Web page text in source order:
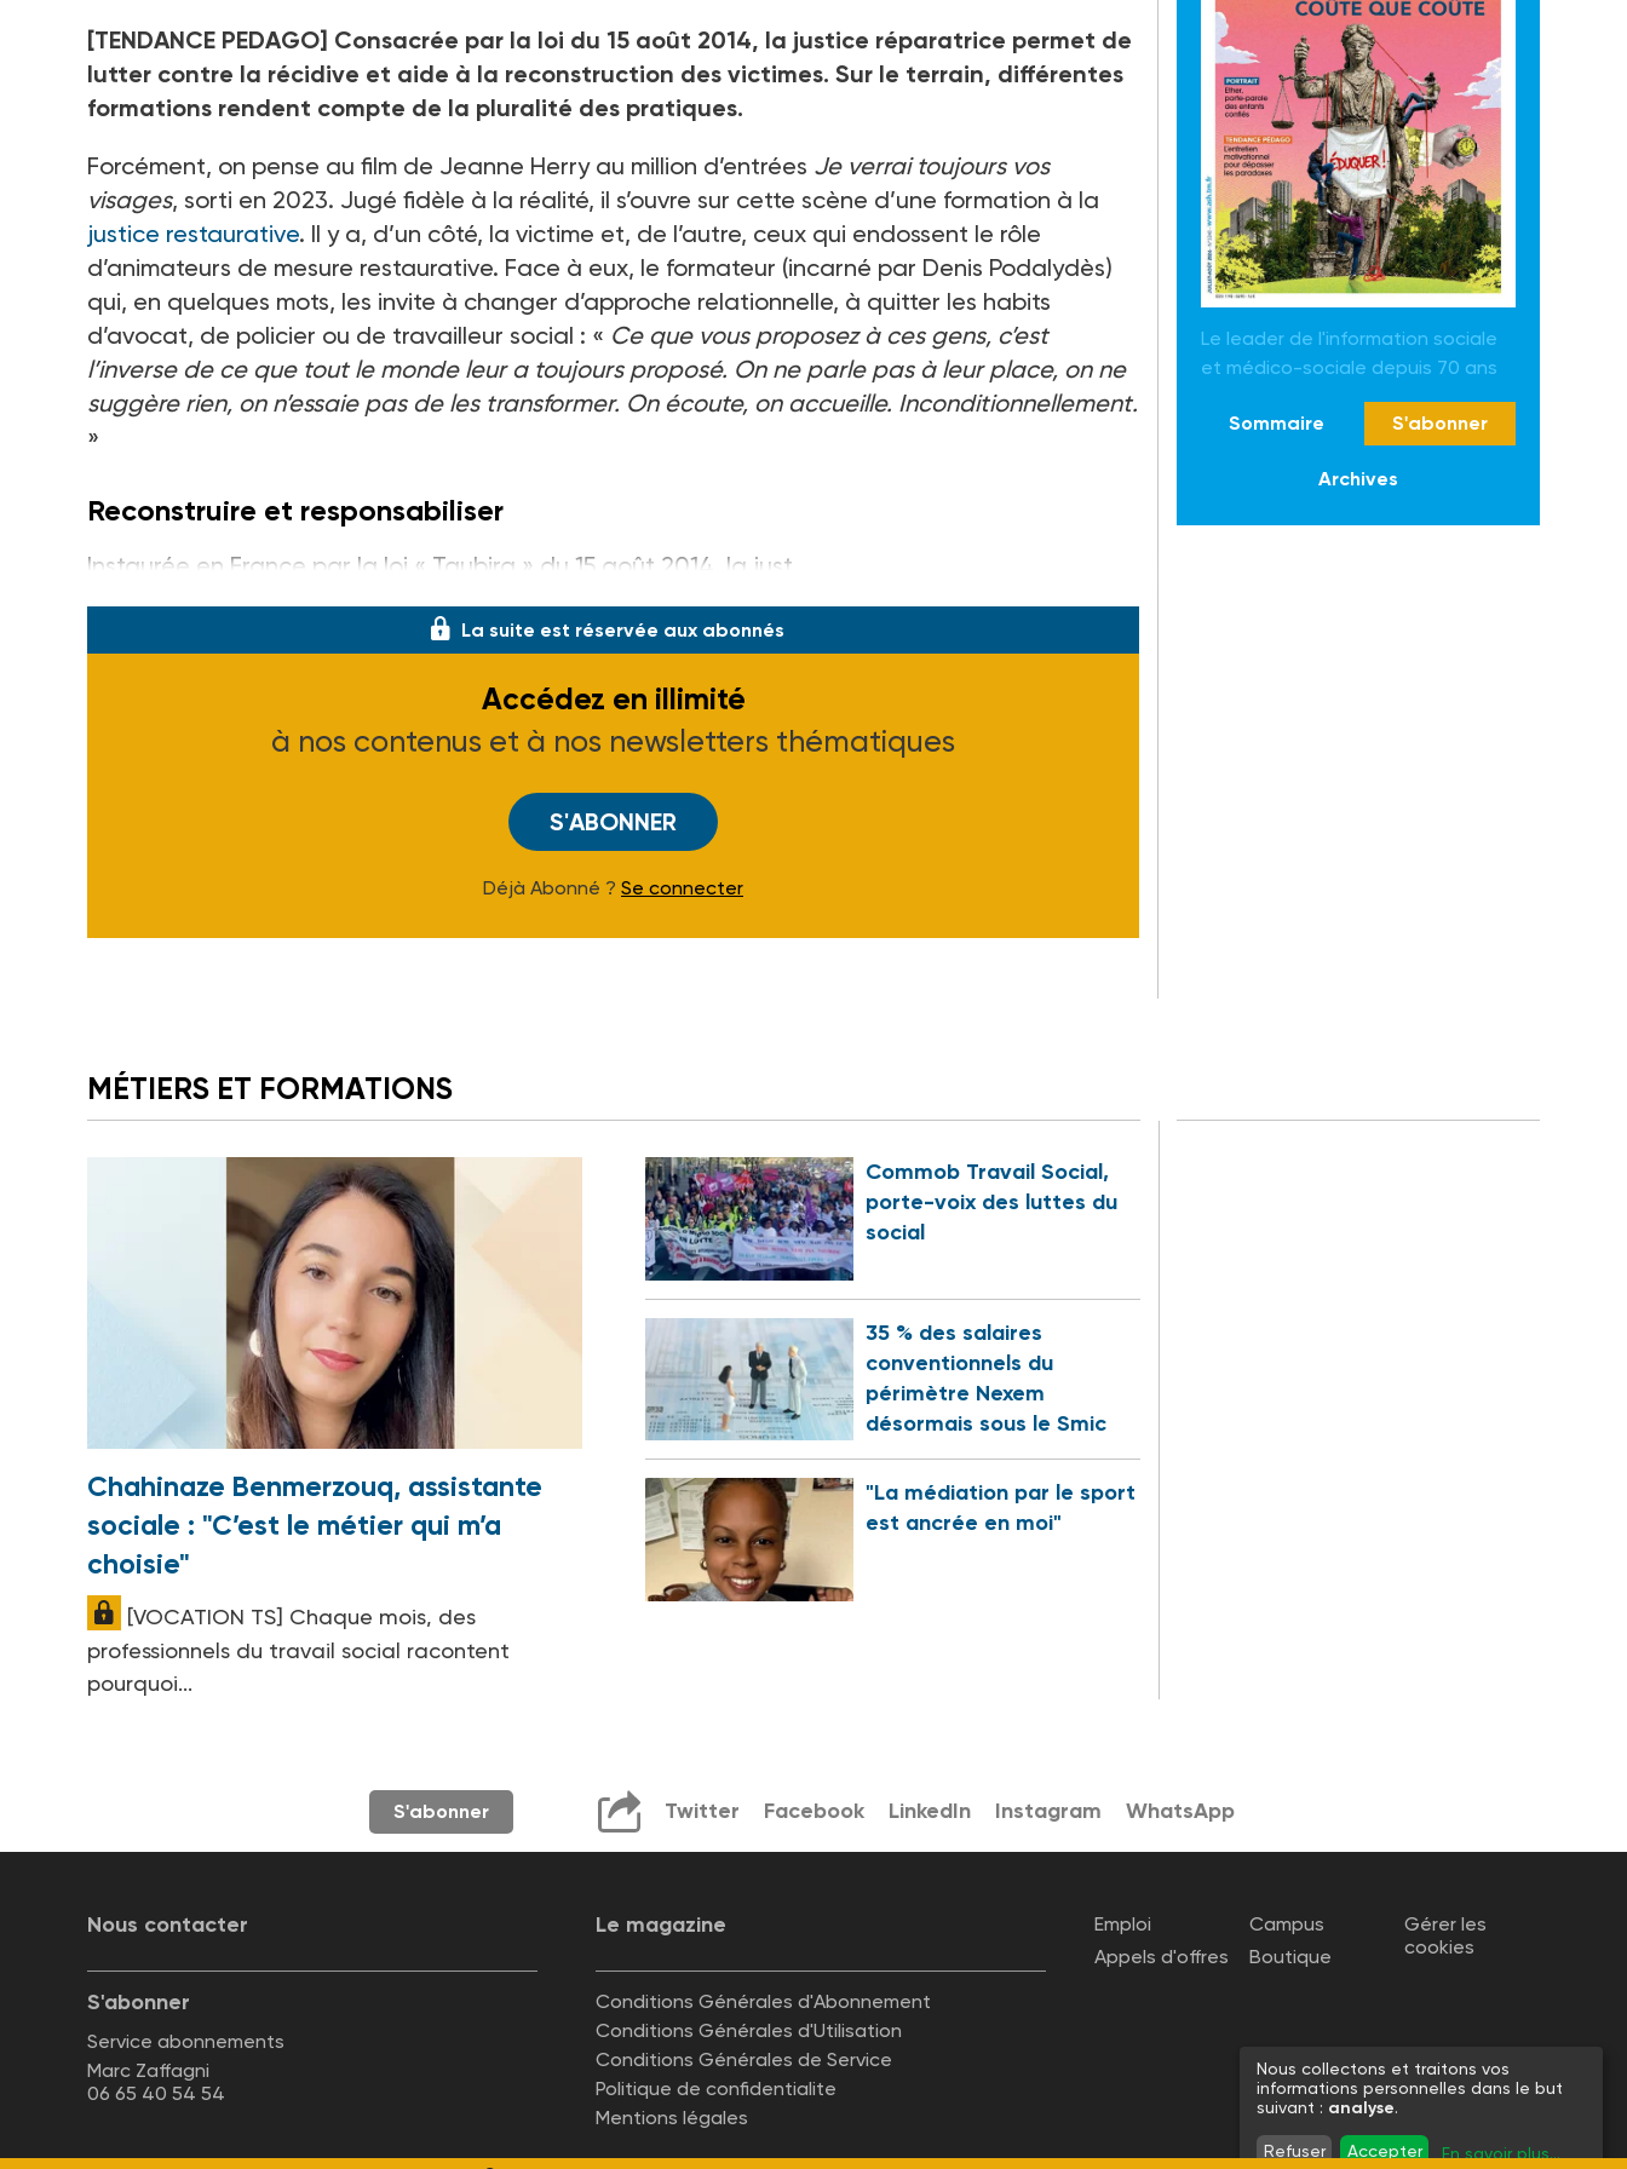
[TENDANCE PEDAGO] Consacrée par la loi du 15 août 2014, la justice réparatrice permet de
lutter contre la récidive et aide à la reconstruction des victimes. Sur le terrain, différentes
formations rendent compte de la pluralité des pratiques.
Forcément, on pense au film de Jeanne Herry au million d’entrées Je verrai toujours vos
visages, sorti en 2023. Jugé fidèle à la réalité, il s’ouvre sur cette scène d’une formation à la
justice restaurative. Il y a, d’un côté, la victime et, de l’autre, ceux qui endossent le rôle
d’animateurs de mesure restaurative. Face à eux, le formateur (incarné par Denis Podalydès)
qui, en quelques mots, les invite à changer d’approche relationnelle, à quitter les habits
d’avocat, de policier ou de travailleur social : « Ce que vous proposez à ces gens, c’est
l’inverse de ce que tout le monde leur a toujours proposé. On ne parle pas à leur place, on ne
suggère rien, on n’essaie pas de les transformer. On écoute, on accueille. Inconditionnellement.
»
Reconstruire et responsabiliser
Instaurée en France par la loi « Taubira » du 15 août 2014, la just
La suite est réservée aux abonnés
Accédez en illimité
à nos contenus et à nos newsletters thématiques
S'ABONNER
Déjà Abonné ? Se connecter
Le leader de l'information sociale
et médico-sociale depuis 70 ans
Sommaire S'abonner
Archives
MÉTIERS ET FORMATIONS
Chahinaze Benmerzouq, assistante
sociale : "C’est le métier qui m’a
choisie"
[VOCATION TS] Chaque mois, des
professionnels du travail social racontent
pourquoi...
Commob Travail Social,
porte-voix des luttes du
social
35 % des salaires
conventionnels du
périmètre Nexem
désormais sous le Smic
"La médiation par le sport
est ancrée en moi"
S'abonner Twitter Facebook LinkedIn Instagram WhatsApp
Nous contacter Le magazine
S'abonner
Service abonnements
Marc Zaffagni
06 65 40 54 54
Conditions Générales d'Abonnement
Conditions Générales d'Utilisation
Conditions Générales de Service
Politique de confidentialite
Mentions légales
Emploi
Appels d'offres
Campus
Boutique
Gérer les
cookies
Nous collectons et traitons vos
informations personnelles dans le but
suivant : analyse.
Refuser Accepter En savoir plus...